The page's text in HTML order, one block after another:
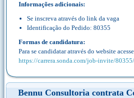
Informações adicionais:
Se inscreva através do link da vaga
Identificação do Pedido: 80355
Formas de candidatura:
Para se candidatar através do website
https://carrera.sonda.com/job-invite/80355/
Bennu Consultoria contrata